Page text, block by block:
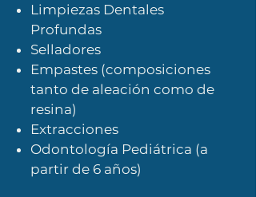
Limpiezas Dentales
Profundas
Selladores
Empastes (composiciones
tanto de aleación como de
resina)
Extracciones
Odontología Pediátrica (a
partir de 6 años)